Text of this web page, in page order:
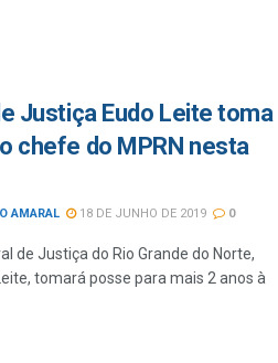
Justiça Eudo Leite toma
chefe do MPRN nesta
AMARAL 18 DE JUNHO DE 2019 0
de Justiça do Rio Grande do Norte,
tomará posse para mais 2 anos à